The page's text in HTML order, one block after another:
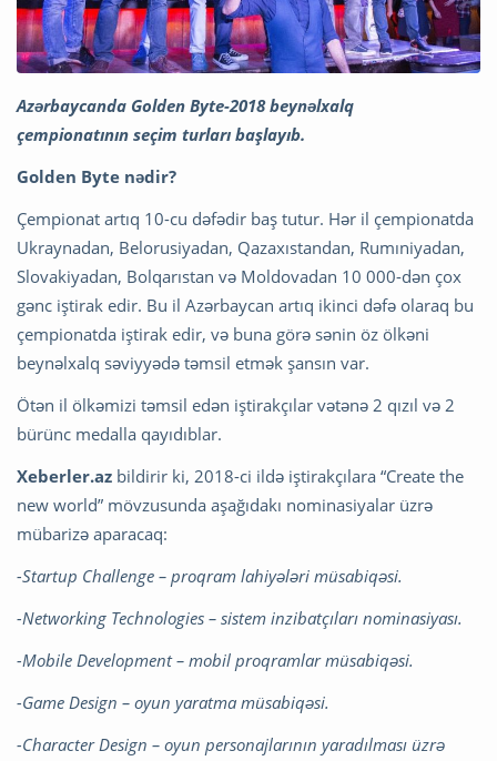
Azərbaycanda Golden Byte-2018 beynəlxalq
çempionatının seçim turları başlayıb.
Golden Byte nədir?
Çempionat artıq 10-cu dəfədir baş tutur. Hər il çempionatda
Ukraynadan, Belorusiyadan, Qazaxıstandan, Rumıniyadan,
Slovakiyadan, Bolqarıstan və Moldovadan 10 000-dən çox
gənc iştirak edir. Bu il Azərbaycan artıq ikinci dəfə olaraq bu
çempionatda iştirak edir, və buna görə sənin öz ölkəni
beynəlxalq səviyyədə təmsil etmək şansın var.
Ötən il ölkəmizi təmsil edən iştirakçılar vətənə 2 qızıl və 2
bürünc medalla qayıdıblar.
Xeberler.az bildirir ki, 2018-ci ildə iştirakçılara “Create the
new world” mövzusunda aşağıdakı nominasiyalar üzrə
mübarizə aparacaq:
-Startup Challenge – proqram lahiyələri müsabiqəsi.
-Networking Technologies – sistem inzibatçıları nominasiyası.
-Mobile Development – mobil proqramlar müsabiqəsi.
-Game Design – oyun yaratma müsabiqəsi.
-Character Design – oyun personajlarının yaradılması üzrə